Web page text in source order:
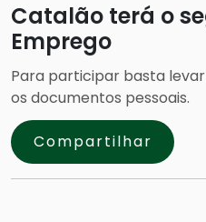
Catalão terá o
Emprego
Para participar basta
os documentos pessoais.
Compartilhar